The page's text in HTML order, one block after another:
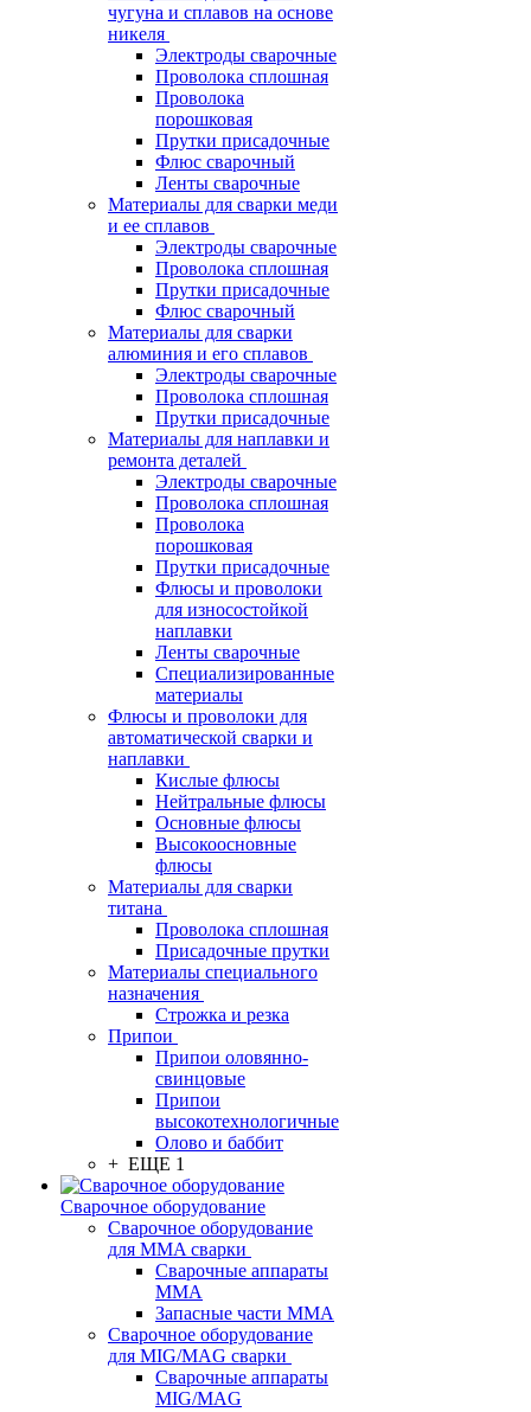
чугуна и сплавов на основе
никеля
Электроды сварочные
Проволока сплошная
Проволока
порошковая
Прутки присадочные
Флюс сварочный
Ленты сварочные
Материалы для сварки меди
и ее сплавов
Электроды сварочные
Проволока сплошная
Прутки присадочные
Флюс сварочный
Материалы для сварки
алюминия и его сплавов
Электроды сварочные
Проволока сплошная
Прутки присадочные
Материалы для наплавки и
ремонта деталей
Электроды сварочные
Проволока сплошная
Проволока
порошковая
Прутки присадочные
Флюсы и проволоки
для износостойкой
наплавки
Ленты сварочные
Специализированные
материалы
Флюсы и проволоки для
автоматической сварки и
наплавки
Кислые флюсы
Нейтральные флюсы
Основные флюсы
Высокоосновные
флюсы
Материалы для сварки
титана
Проволока сплошная
Присадочные прутки
Материалы специального
назначения
Строжка и резка
Припои
Припои оловянно-
свинцовые
Припои
высокотехнологичные
Олово и баббит
+ ЕЩЕ 1
Сварочное оборудование
Сварочное оборудование
для MMA сварки
Сварочные аппараты
MMA
Запасные части MMA
Сварочное оборудование
для MIG/MAG сварки
Сварочные аппараты
MIG/MAG